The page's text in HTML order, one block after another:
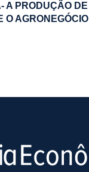
A PRODUÇÃO DE
O AGRONEGÓCIO